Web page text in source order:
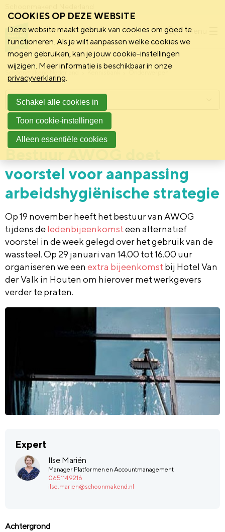
Menu
Schoonmakend Nederland
Praktijk 17 december 2025
Bestuur AWOG doet
voorstel voor aanpassing
arbeidshygiënische strategie
Op 19 november heeft het bestuur van AWOG
tijdens deledenbijeenkomsteen alternatief
voorstel in de week gelegd over het gebruik van de
wassteel. Op 29 januari van 14.00 tot 16.00 uur
organiseren we een extra bijeenkomstbij Hotel Van
der Valk in Houten om hierover met werkgevers
verder te praten.
Expert
Ilse Mariën
Manager Platformen en Accountmanagement
0651149216
ilse.marien@schoonmakend.nl
Achtergrond
Menu
COOKIES OP DEZE WEBSITE
Deze website maakt gebruik van cookies om goed te
functioneren. Als je wilt aanpassen welke cookies we
mogen gebruiken, kan je jouw cookie-instellingen
wijzigen. Meer informatie is beschikbaar in onze
privacyverklaring.
Schakel alle cookies in
Toon cookie-instellingen
Alleen essentiële cookies